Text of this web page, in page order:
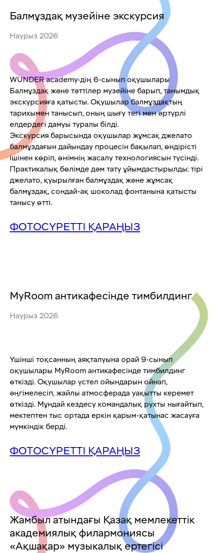
Балмұздақ музейіне экскурсия
Наурыз 2026
WUNDER academy-дің 6-сынып оқушылары
Балмұздақ және тәттілер музейіне барып, танымдық
экскурсияға қатысты. Оқушылар балмұздақтың
тарихымен танысып, оның шығу тегі мен әртүрлі
елдердегі дамуы туралы білді.
Экскурсия барысында оқушылар жұмсақ джелато
балмұздағын дайындау процесін бақылап, өндірісті
ішінен көріп, өнімнің жасалу технологиясын түсінді.
Практикалық бөлімде дәм тату ұйымдастырылды: тірі
джелато, қуырылған балмұздақ және жұмсақ
балмұздақ, сондай-ақ шоколад фонтанына қатысты
танысу өтті.
ФОТОСҮРЕТТІ ҚАРАҢЫЗ
MyRoom антикафесінде тимбилдинг
Наурыз 2026
Үшінші тоқсанның аяқталуына орай 9-сынып
оқушылары MyRoom антикафесінде тимбилдинг
өткізді. Оқушылар үстел ойындарын ойнап,
әңгімелесіп, жайлы атмосферада уақытты керемет
өткізді. Мұндай кездесу командалық рухты нығайтып,
мектептен тыс ортада еркін қарым-қатынас жасауға
мүмкіндік берді.
ФОТОСҮРЕТТІ ҚАРАҢЫЗ
Жамбыл атындағы Қазақ мемлекеттік
академиялық филармониясы
«Ақшақар» музыкалық ертегісі